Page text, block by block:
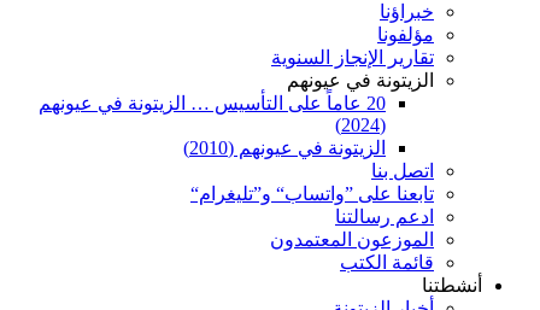
خبراؤنا
مؤلفونا
تقارير الإنجاز السنوية
الزيتونة في عيونهم
20 عاماً على التأسيس … الزيتونة في عيونهم
(2024)
الزيتونة في عيونهم (2010)
اتصل بنا
تابعنا على ”واتساب“ و”تليغرام“
ادعم رسالتنا
الموزعون المعتمدون
قائمة الكتب
أنشطتنا